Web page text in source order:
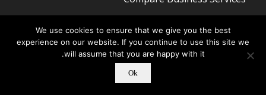
-
We use cookies to ensure that we give you the best
experience on our website. If you continue to use this site we
will assume that you are happy with it.
Ok